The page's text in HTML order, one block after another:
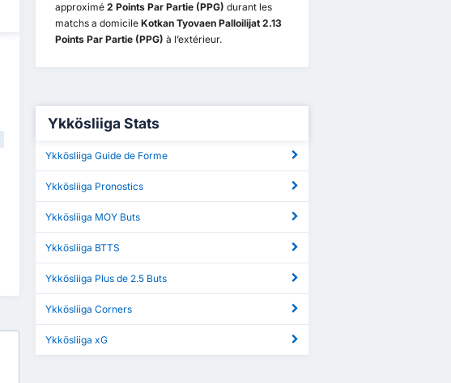
approximé 2 Points Par Partie (PPG) durant les
matchs a domicile Kotkan Tyovaen Palloilijat 2.13
Points Par Partie (PPG) à l’extérieur.
Ykkösliiga Stats
Ykkösliiga Guide de Forme
Ykkösliiga Pronostics
Ykkösliiga MOY Buts
Ykkösliiga BTTS
Ykkösliiga Plus de 2.5 Buts
Ykkösliiga Corners
Ykkösliiga xG